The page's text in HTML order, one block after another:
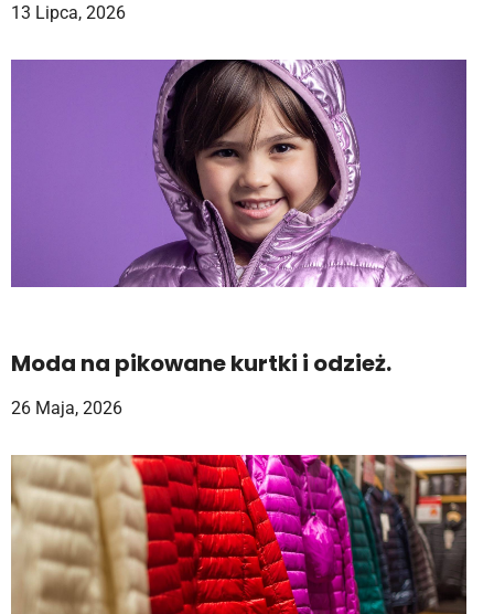
13 Lipca, 2026
Moda na pikowane kurtki i odzież.
26 Maja, 2026